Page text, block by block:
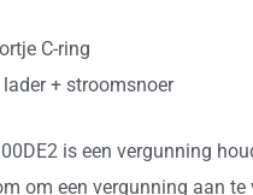
C-ring
+ stroomsnoer
is een vergunning
om een vergunning aan